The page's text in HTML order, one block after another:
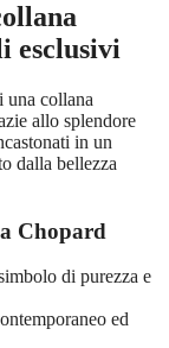
esclusivi
una collana
allo splendore
in un
dalla bellezza
Chopard
di purezza e
ed